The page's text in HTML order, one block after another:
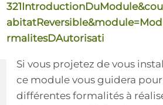
rmalitesDAutorisati
Si vous projetez de vous
ce module vous guidera
différentes formalités à